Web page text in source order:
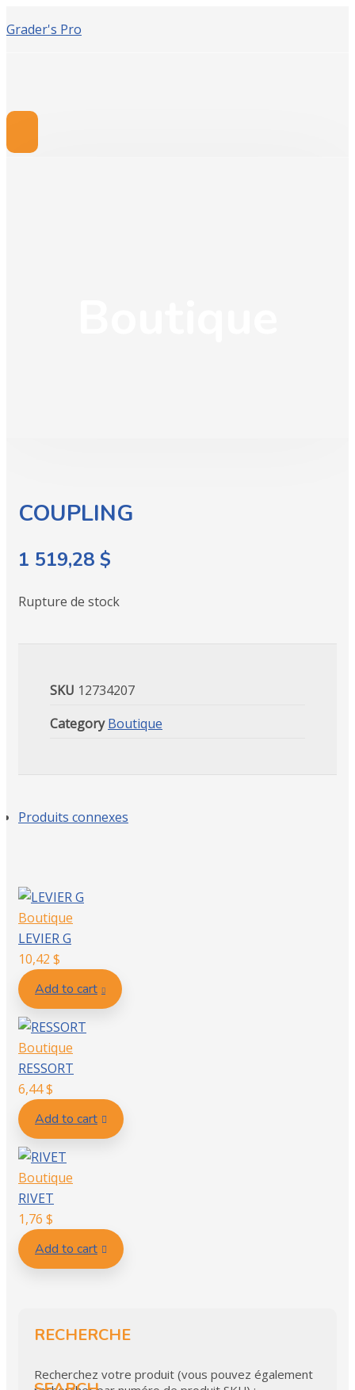
Grader's Pro
COUPLING
1 519,28 $
Rupture de stock
SKU 12734207
Category Boutique
Produits connexes
Boutique
LEVIER G
10,42 $
Add to cart
Boutique
RESSORT
6,44$
Add to cart
Boutique
RIVET
1,76 $
Add to cart
RECHERCHE
Recherchez votre produit (vous pouvez également